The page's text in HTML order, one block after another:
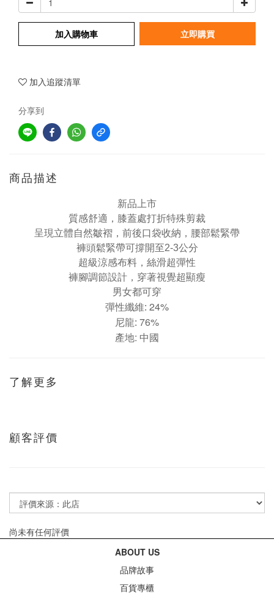
加入購物車 立即購買
加入追蹤清單
分享到
商品描述
新品上市
質感舒適， 膝蓋處打折特殊剪裁
呈現立體自然皺褶，前後口袋收納，腰部鬆緊帶
褲頭鬆緊帶可撐開至2-3公分
超級涼感布料，絲滑超彈性
褲腳調節設計，穿著視覺超顯瘦
男女都可穿
彈性纖維: 24%
尼龍: 76%
產地: 中國
了解更多
顧客評價
尚未有任何評價
ABOUT US
品牌故事
百貨專櫃